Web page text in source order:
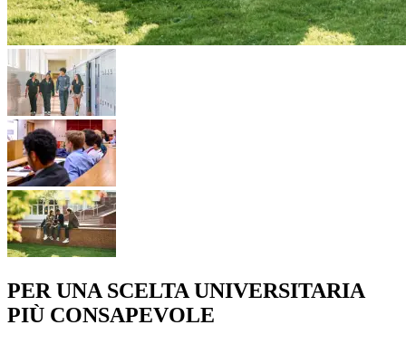
PER UNA SCELTA UNIVERSITARIA
PIÙ CONSAPEVOLE